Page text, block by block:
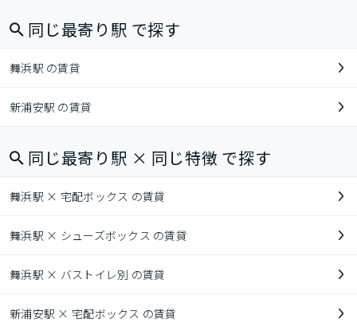
同じ最寄り駅 で探す
舞浜駅 の賃貸
新浦安駅 の賃貸
同じ最寄り駅 × 同じ特徴 で探す
舞浜駅 × 宅配ボックス の賃貸
舞浜駅 × シューズボックス の賃貸
舞浜駅 × バストイレ別 の賃貸
新浦安駅 × 宅配ボックス の賃貸